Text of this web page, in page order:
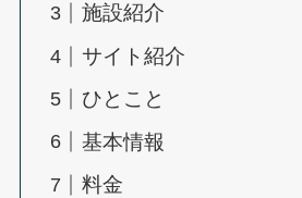
施設紹介
サイト紹介
ひとこと
基本情報
料金